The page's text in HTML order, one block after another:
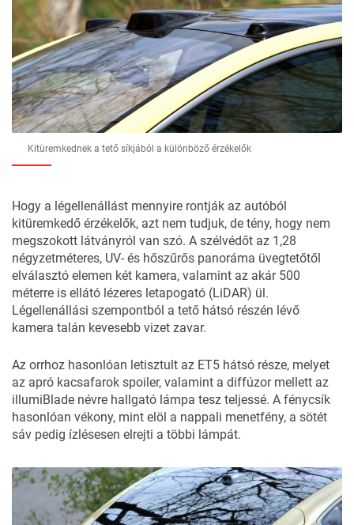
Kitüremkednek a tető síkjából a különböző érzékelők
Hogy a légellenállást mennyire rontják az autóból
kitüremkedő érzékelők, azt nem tudjuk, de tény, hogy nem
megszokott látványról van szó. A szélvédőt az 1,28
négyzetméteres, UV- és hőszűrős panoráma üvegtetőtől
elválasztó elemen két kamera, valamint az akár 500
méterre is ellátó lézeres letapogató (LiDAR) ül.
Légellenállási szempontból a tető hátsó részén lévő
kamera talán kevesebb vizet zavar.
Az orrhoz hasonlóan letisztult az ET5 hátsó része, melyet
az apró kacsafarok spoiler, valamint a diffúzor mellett az
illumiBlade névre hallgató lámpa tesz teljessé. A fénycsík
hasonlóan vékony, mint elöl a nappali menetfény, a sötét
sáv pedig ízlésesen elrejti a többi lámpát.